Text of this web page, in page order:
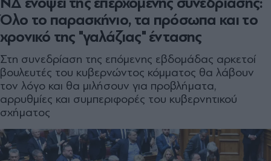
Όλο το παρασκήνιο, τα πρόσωπα και το
χρονικό της "γαλάζιας" έντασης
Στη συνεδρίαση της επόμενης εβδομάδας αρκετοί
βουλευτές του κυβερνώντος κόμματος θα λάβουν
τον λόγο και θα μιλήσουν για προβλήματα,
αρρυθμίες και συμπεριφορές του κυβερνητικού
σχήματος